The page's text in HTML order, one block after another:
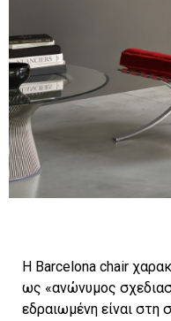
Η Barcelona chair
ως «ανώνυμος
εδραιωμένη είναι στη